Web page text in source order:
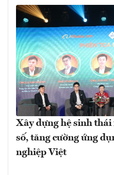
Xây dựng hệ sinh
số, tăng cường ứng
nghiệp Việt